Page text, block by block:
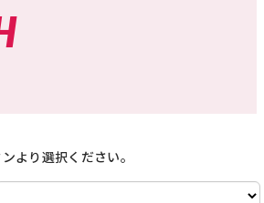
より選択ください。